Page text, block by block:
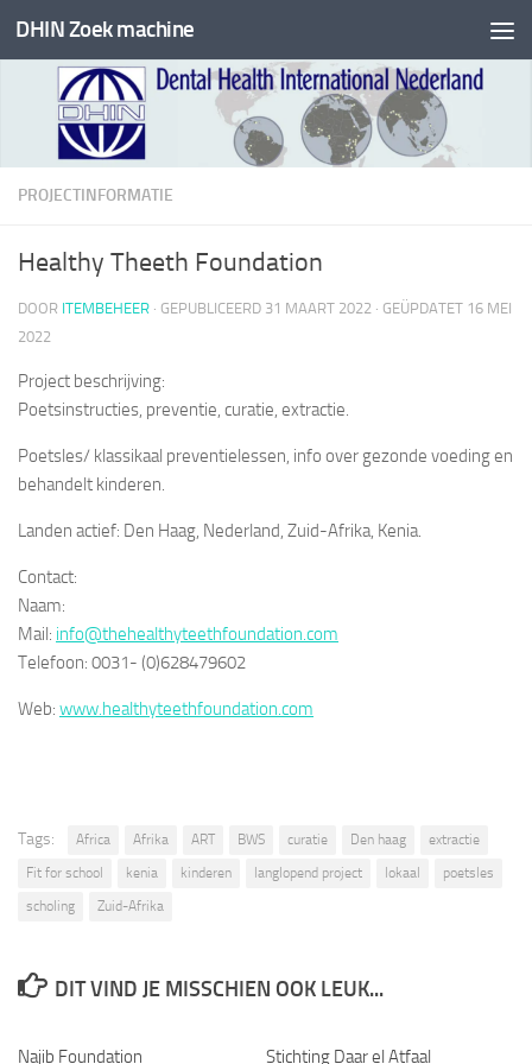
Doorgaan naar inhoud
DHIN Zoek machine
PROJECTINFORMATIE
Healthy Theeth Foundation
DOOR ITEMBEHEER · GEPUBLICEERD 31 MAART 2022 · GEÜPDATET 16 MEI
2022
Project beschrijving:
Poetsinstructies, preventie, curatie, extractie.
Poetsles/ klassikaal preventielessen, info over gezonde voeding en
behandelt kinderen.
Landen actief: Den Haag, Nederland, Zuid-Afrika, Kenia.
Contact:
Naam:
Mail: info@thehealthyteethfoundation.com
Telefoon: 0031- (0)628479602
Web: www.healthyteethfoundation.com
Tags: Africa Afrika ART BWS curatie Den haag
extractie
Fit for school
kenia kinderen langlopend project lokaal
poetsles
scholing
Zuid-Afrika
DIT VIND JE MISSCHIEN OOK LEUK...
Najib Foundation Stichting Daar el Atfaal